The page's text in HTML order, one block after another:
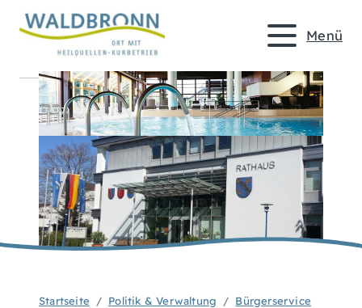
Menü
Startseite Politik & Verwaltung
Bürgerservice